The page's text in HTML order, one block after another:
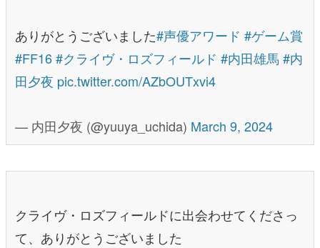
ありがとうございました#声優アワード #ゲーム賞
#FF16#クライヴ・ロズフィールド #内田雄馬 #内
田夕夜 pic.twitter.com/AZbOUTxvi4
— 内田夕夜 (@yuuya_uchida) March 9, 2024
クライヴ・ロズフィールドに出会わせてくださっ
て、ありがとうございました